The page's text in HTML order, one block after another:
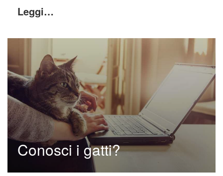
Leggi…
Conosci i gatti?